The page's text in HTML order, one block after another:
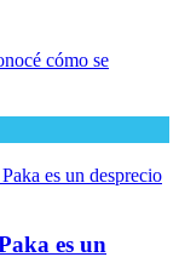
cómo se
es un